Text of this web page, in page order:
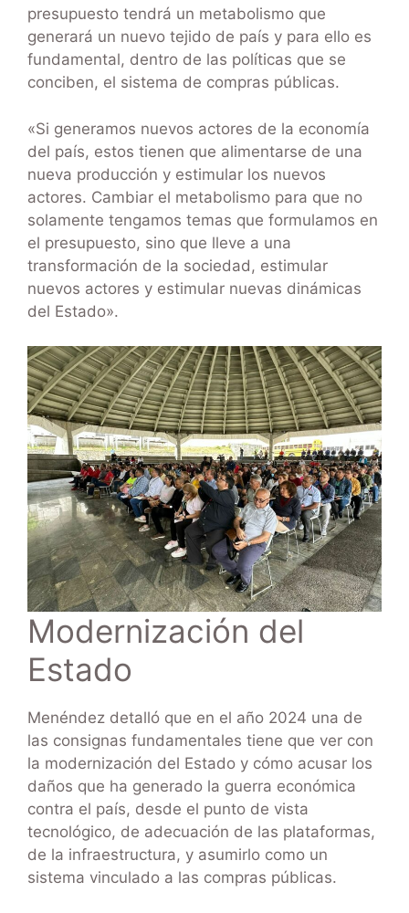
presupuesto tendrá un metabolismo que
generará un nuevo tejido de país y para ello es
fundamental, dentro de las políticas que se
conciben, el sistema de compras públicas.
«Si generamos nuevos actores de la economía
del país, estos tienen que alimentarse de una
nueva producción y estimular los nuevos
actores. Cambiar el metabolismo para que no
solamente tengamos temas que formulamos en
el presupuesto, sino que lleve a una
transformación de la sociedad, estimular
nuevos actores y estimular nuevas dinámicas
del Estado».
Modernización del
Estado
Menéndez detalló que en el año 2024 una de
las consignas fundamentales tiene que ver con
la modernización del Estado y cómo acusar los
daños que ha generado la guerra económica
contra el país, desde el punto de vista
tecnológico, de adecuación de las plataformas,
de la infraestructura, y asumirlo como un
sistema vinculado a las compras públicas.